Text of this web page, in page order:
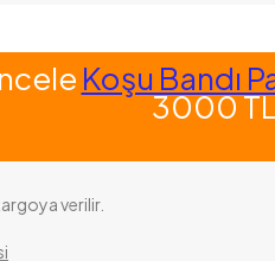
Koşu Bandı
3000 TL
verilir.